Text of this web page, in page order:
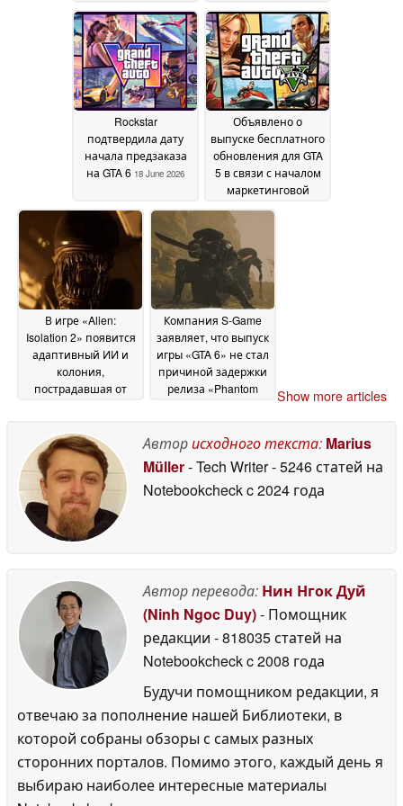
мобильные
телефоны и ретро-
технику в Акихабаре
2000-х годов20 June
2026
солнечном месте
Америки»
19 June 2026
Rockstar
подтвердила дату
начала предзаказа
на GTA 6 18 June 2026
Объявлено о
выпуске бесплатного
обновления для GTA
5 в связи с началом
маркетинговой
В игре «Alien:
Isolation 2» появится
адаптивный ИИ и
колония,
пострадавшая от
Компания S-Game
заявляет, что выпуск
игры «GTA 6» не стал
причиной задержки
релиза «Phantom
Show more articles
Авторисходного текста: Marius
Müller- Tech Writer- 5246 статей на
Notebookcheckc 2024 года
Автор перевода: Нин Нгок Дуй
(Ninh Ngoc Duy)- Помощник
редакции - 818035 статей на
Notebookcheckc 2008 года
Будучи помощником редакции, я
отвечаю за пополнение нашей Библиотеки, в
которой собраны обзоры с самых разных
сторонних порталов. Помимо этого, каждый день я
выбираю наиболее интересные материалы